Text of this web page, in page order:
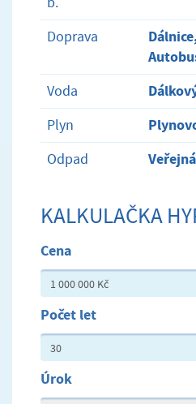
Doprava
Voda
Plyn
Odpad
KALKULAČKA
Cena
Počet let
Úrok